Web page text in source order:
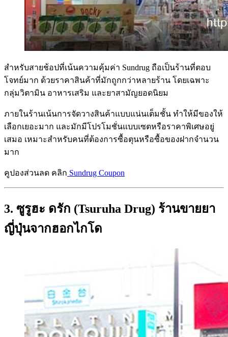
สำหรับสายช้อปที่เน้นความคุ้มค่า Sundrug ถือเป็นร้านที่ตอบ
โจทย์มาก ด้วยราคาสินค้าที่มักถูกกว่าหลายร้าน โดยเฉพาะ
กลุ่มวิตามิน อาหารเสริม และยาสามัญยอดนิยม
ภายในร้านเน้นการจัดวางสินค้าแบบแน่นเต็มชั้น ทำให้มีของให้
เลือกเยอะมาก และมักมีโปรโมชั่นแบบเซตหรือราคาพิเศษอยู่
เสมอ เหมาะสำหรับคนที่ต้องการซื้อตุนหรือซื้อของฝากจำนวน
มาก
คูปองส่วนลด คลิก Sundrug Coupon
3. ซูรูฮะ ดรัก (Tsuruha Drug) ร้านขายยา
ญี่ปุ่นจากฮอกไกโด